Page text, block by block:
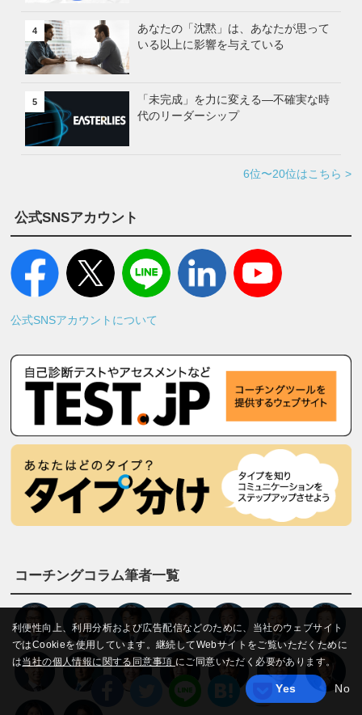
4
あなたの「沈黙」は、あなたが思って
いる以上に影響を与えている
5
「未完成」を力に変える—不確実な時
代のリーダーシップ
6位〜20位はこちら >
公式SNSアカウント
公式SNSアカウントについて
コーチングコラム筆者一覧
利便性向上、利用分析および広告配信などのために、当社のウェブサイト
ではCookieを使用しています。継続してWebサイトをご覧いただくために
は当社の個人情報に関する同意事項 にご同意いただく必要があります。
Yes No